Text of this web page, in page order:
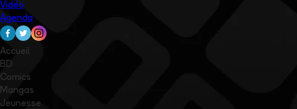
Vidéo
Agenda
Accueil
BD
Comics
Mangas
Jeunesse